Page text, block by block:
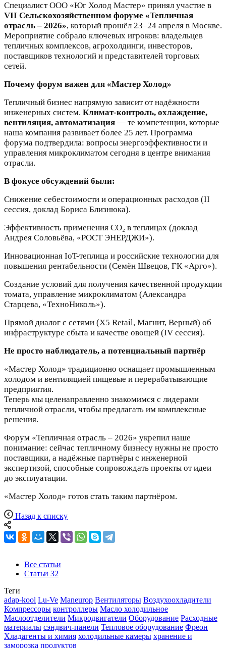
Специалист ООО «Юг Холод Мастер» принял участие в
VII Сельскохозяйственном форуме «Тепличная
отрасль – 2026», который прошёл 23–24 апреля в Москве.
Мероприятие собрало ключевых игроков: владельцев
тепличных комплексов, агрохолдинги, инвесторов,
поставщиков технологий и представителей торговых
сетей.
Почему форум важен для «Мастер Холод»
Тепличный бизнес напрямую зависит от надёжности
инженерных систем. Климат-контроль, охлаждение,
вентиляция, автоматизация — те компетенции, которые
наша компания развивает более 25 лет. Программа
форума подтвердила: вопросы энергоэффективности и
управления микроклиматом сегодня в центре внимания
отрасли.
В фокусе обсуждений были:
Снижение себестоимости и операционных расходов (II
сессия, доклад Бориса Близнюка).
Эффективность применения СО₂ в теплицах (доклад
Андрея Соловьёва, «РОСТ ЭНЕРДЖИ»).
Инновационная IoT-теплица и российские технологии для
повышения рентабельности (Семён Швецов, ГК «Арго»).
Создание условий для получения качественной продукции
томата, управление микроклиматом (Александра
Старцева, «ТехноНиколь»).
Прямой диалог с сетями (X5 Retail, Магнит, Верный) об
инфраструктуре сбыта и качестве овощей (IV сессия).
Не просто наблюдатель, а потенциальный партнёр
«Мастер Холод» традиционно оснащает промышленным
холодом и вентиляцией пищевые и перерабатывающие
предприятия.
Теперь мы целенаправленно знакомимся с лидерами
тепличной отрасли, чтобы предлагать им комплексные
решения.
Форум «Тепличная отрасль – 2026» укрепил наше
понимание: сейчас тепличному бизнесу нужны не просто
поставщики, а надёжные партнёры с инженерной
экспертизой, способные сопровождать проекты от идеи
до эксплуатации.
«Мастер Холод» готов стать таким партнёром.
Назад к списку
Все статьи
Статьи 32
Теги
adap-kool Lu-Ve Maneurop Вентиляторы Воздухоохладители
Компрессоры контроллеры Масло холодильное
Маслоотделители Микродвигатели Оборудование Расходные
материалы сэндвич-панели Тепловое оборудование Фреон
Хладагенты и химия холодильные камеры хранение и
заморозка продуктов